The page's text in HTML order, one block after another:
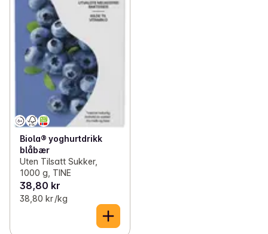
Biola® yoghurtdrikk
blåbær
Uten Tilsatt Sukker,
1000 g, TINE
38,80 kr
38,80 kr /kg